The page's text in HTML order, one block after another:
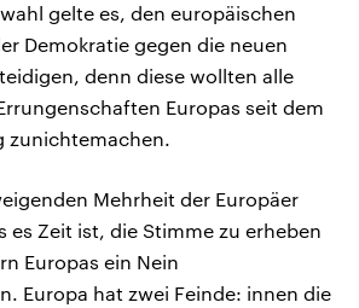
gelte es, den europäischen
Demokratie gegen die neuen
denn diese wollten alle
Europas seit dem
zunichtemachen.
Mehrheit der Europäer
es Zeit ist, die Stimme zu erheben
Europas ein Nein
Europa hat zwei Feinde: innen die